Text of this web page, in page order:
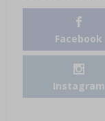
Facebook
Instagram